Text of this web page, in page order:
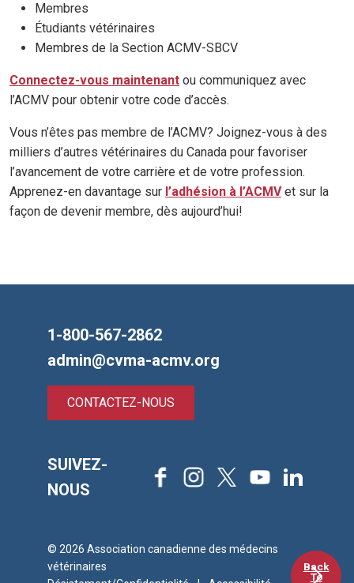
Membres
Étudiants vétérinaires
Membres de la Section ACMV-SBCV
Connectez-vous maintenant ou communiquez avec
l’ACMV pour obtenir votre code d’accès.
Vous n’êtes pas membre de l’ACMV? Joignez-vous à des
milliers d’autres vétérinaires du Canada pour favoriser
l’avancement de votre carrière et de votre profession.
Apprenez-en davantage sur l’adhésion à l’ACMVet sur la
façon de devenir membre, dès aujourd’hui!
Back
To
1-800-567-2862
admin@cvma-acmv.org
CONTACTEZ-NOUS
SUIVEZ-
NOUS
FacebookInstagram
X YoutubeLinkedIn
© 2026 Association canadienne des médecins
vétérinaires